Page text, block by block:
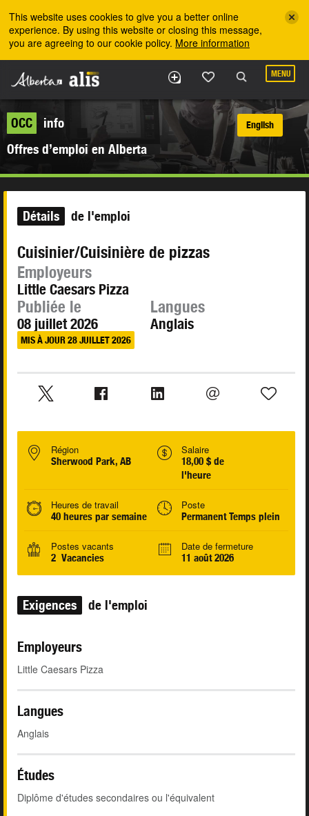
This website uses cookies to give you a better online
experience. By using this website or closing this message,
you are agreeing to our cookie policy. More information
MENU
OCC
info
Offres d’emploi en Alberta
English
Détails de l'emploi
Cuisinier/Cuisinière de pizzas
Employeurs
Little Caesars Pizza
Publiée le
08 juillet 2026
MIS À JOUR 28 JUILLET 2026
Langues
Anglais
Région
Sherwood Park, AB
Salaire
18,00 $ de
l'heure
Heures de travail
40 heures par semaine
Poste
Permanent Temps plein
Postes vacants
2 Vacancies
Date de fermeture
11 août 2026
Exigences de l'emploi
Employeurs
Little Caesars Pizza
Langues
Anglais
Études
Diplôme d'études secondaires ou l'équivalent